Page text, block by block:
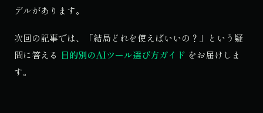
デルがあります。
次回の記事では、「結局どれを使えばいいの？」という疑
問に答える 目的別のAIツール選び方ガイド をお届けしま
す。